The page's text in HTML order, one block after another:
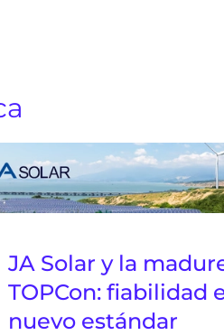
JA Solar y la
TOPCon: fiabilidad
nuevo estándar